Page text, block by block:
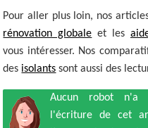
Pour aller plus loin, nos
rénovation globale et les
vous intéresser. Nos
des isolants sont aussi des
Aucun robot n'a
l'écriture de cet